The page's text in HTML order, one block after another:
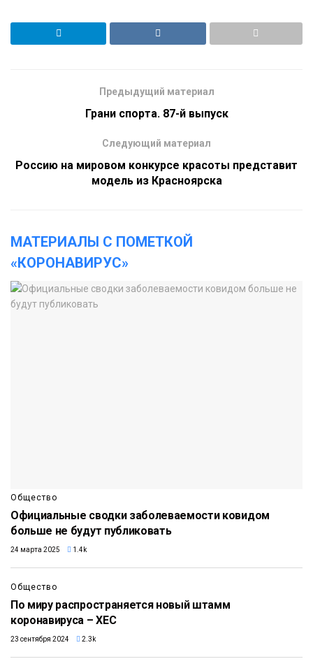
Предыдущий материал
Грани спорта. 87-й выпуск
Следующий материал
Россию на мировом конкурсе красоты представит
модель из Красноярска
МАТЕРИАЛЫ С ПОМЕТКОЙ
«КОРОНАВИРУС»
Общество
Официальные сводки заболеваемости ковидом
больше не будут публиковать
24 марта 2025 1.4k
Общество
По миру распространяется новый штамм
коронавируса – XEC
23 сентября 2024 2.3k